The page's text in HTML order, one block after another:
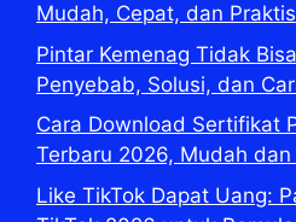
Mudah, Cepat, dan Praktis
Pintar Kemenag Tidak
Penyebab, Solusi, dan
Cara Download Sertifikat
Terbaru 2026, Mudah dan
Like TikTok Dapat Uang: